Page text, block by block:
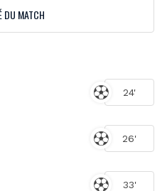
DU MATCH
24'
26'
33'